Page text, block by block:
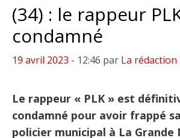
(34) : le rappeur
condamné
19 avril 2023 - 12:46 par La
Le rappeur « PLK » est
condamné pour avoir frappé
policier municipal à La Grande